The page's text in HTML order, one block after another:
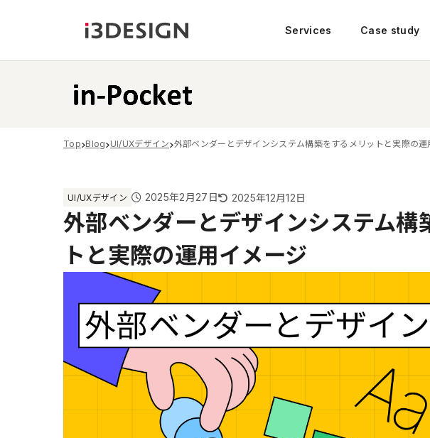
Services Case study
Top Blog UI/UXデザイン 外部ベンダーとデザインシステム構築をするメリットと実際の運
UI/UXデザイン 2025年2月27日 2025年12月12日
外部ベンダーとデザインシステム構
トと実際の運用イメージ